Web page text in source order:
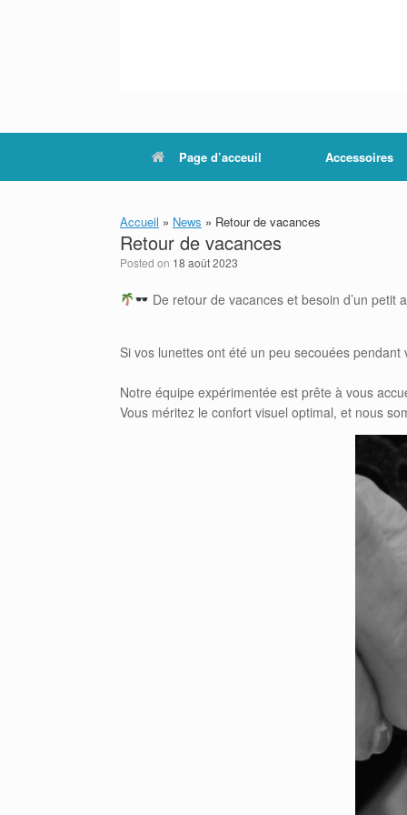
Page d’acceuil Accessoires
Accueil » News » Retour de vacances
Retour de vacances
Posted on 18 août 2023
De retour de vacances et besoin d’un petit
Si vos lunettes ont été un peu secouées
Notre équipe expérimentée est prête à vous
Vous méritez le confort visuel optimal, et nous